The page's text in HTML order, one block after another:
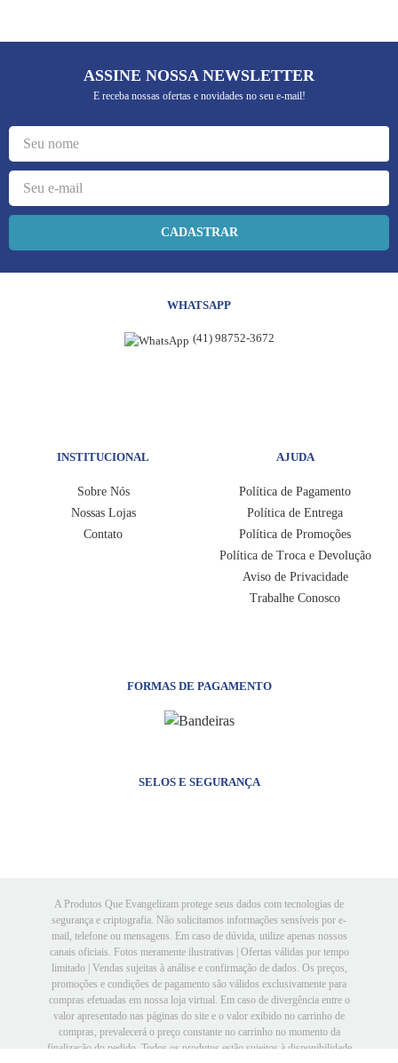
ASSINE NOSSA NEWSLETTER
E receba nossas ofertas e novidades no seu e-mail!
CADASTRAR
WHATSAPP
(41) 98752-3672
INSTITUCIONAL
Sobre Nós
Nossas Lojas
Contato
AJUDA
Política de Pagamento
Política de Entrega
Política de Promoções
Política de Troca e Devolução
Aviso de Privacidade
Trabalhe Conosco
FORMAS DE PAGAMENTO
SELOS E SEGURANÇA
A Produtos Que Evangelizam protege seus dados com tecnologias de
segurança e criptografia. Não solicitamos informações sensíveis por e-
mail, telefone ou mensagens. Em caso de dúvida, utilize apenas nossos
canais oficiais. Fotos meramente ilustrativas | Ofertas válidas por tempo
limitado | Vendas sujeitas à análise e confirmação de dados. Os preços,
promoções e condições de pagamento são válidos exclusivamente para
compras efetuadas em nossa loja virtual. Em caso de divergência entre o
valor apresentado nas páginas do site e o valor exibido no carrinho de
compras, prevalecerá o preço constante no carrinho no momento da
finalização do pedido. Todos os produtos estão sujeitos à disponibilidade